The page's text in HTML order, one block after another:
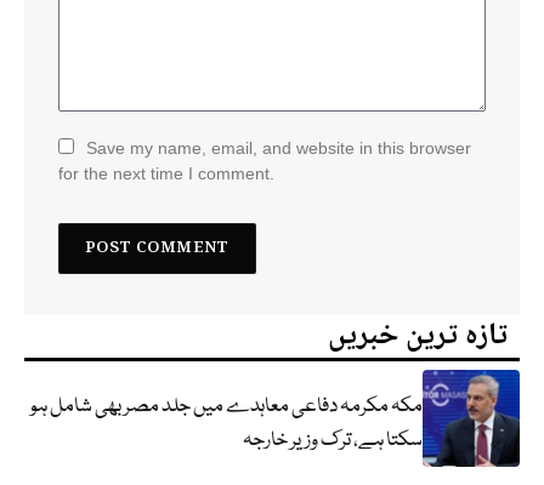
Save my name, email, and website in this browser
for the next time I comment.
تازہ ترین خبریں
مکہ مکرمہ دفاعی معاہدے میں جلد مصر بھی شامل ہو
سکتا ہے، ترک وزیر خارجہ